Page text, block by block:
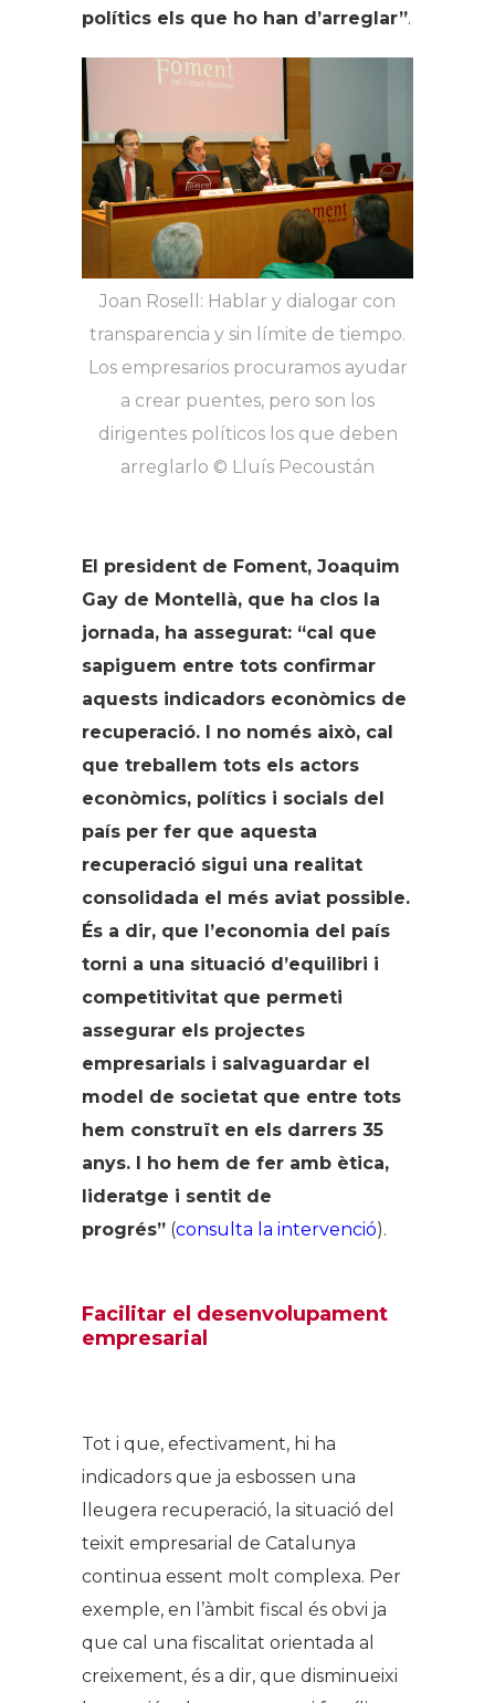
polítics els que ho han d’arreglar”.
Joan Rosell: Hablar y dialogar con
transparencia y sin límite de tiempo.
Los empresarios procuramos ayudar
a crear puentes, pero son los
dirigentes políticos los que deben
arreglarlo © Lluís Pecoustán
El president de Foment, Joaquim
Gay de Montellà, que ha clos la
jornada, ha assegurat: “cal que
sapiguem entre tots confirmar
aquests indicadors econòmics de
recuperació. I no només això, cal
que treballem tots els actors
econòmics, polítics i socials del
país per fer que aquesta
recuperació sigui una realitat
consolidada el més aviat possible.
És a dir, que l’economia del país
torni a una situació d’equilibri i
competitivitat que permeti
assegurar els projectes
empresarials i salvaguardar el
model de societat que entre tots
hem construït en els darrers 35
anys. I ho hem de fer amb ètica,
lideratge i sentit de
progrés” (consulta la intervenció).
Facilitar el desenvolupament
empresarial
Tot i que, efectivament, hi ha
indicadors que ja esbossen una
lleugera recuperació, la situació del
teixit empresarial de Catalunya
continua essent molt complexa. Per
exemple, en l’àmbit fiscal és obvi ja
que cal una fiscalitat orientada al
creixement, és a dir, que disminueixi